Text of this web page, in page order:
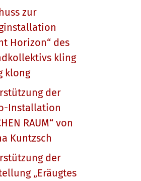
zur
Horizon“ des
kling
klong
der
Installation
RAUM“ von
Kuntzsch
der
„Eräugtes